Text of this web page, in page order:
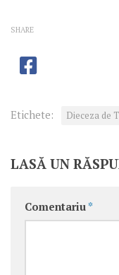
SHARE
Etichete: Dieceza de
LASĂ UN
Comentariu *